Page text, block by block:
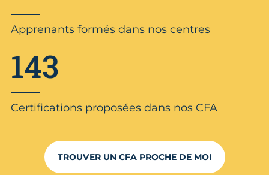
Apprenants formés dans nos centres
143
Certifications proposées dans nos CFA
TROUVER UN CFA PROCHE DE MOI